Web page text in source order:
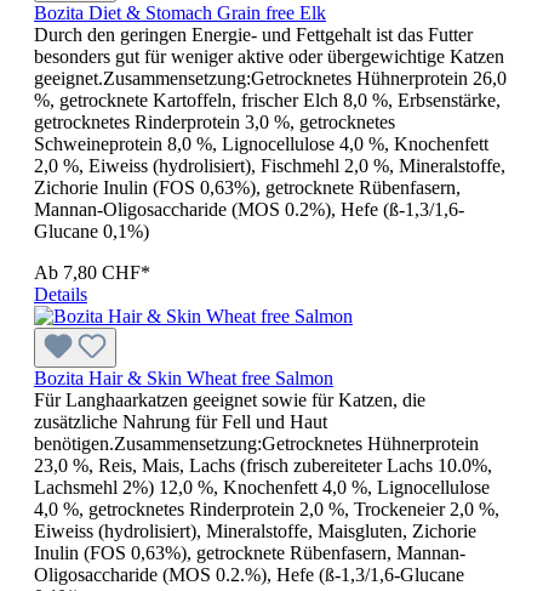
Bozita Diet & Stomach Grain free Elk
Durch den geringen Energie- und Fettgehalt ist das Futter
besonders gut für weniger aktive oder übergewichtige Katzen
geeignet.Zusammensetzung:Getrocknetes Hühnerprotein 26,0
%, getrocknete Kartoffeln, frischer Elch 8,0 %, Erbsenstärke,
getrocknetes Rinderprotein 3,0 %, getrocknetes
Schweineprotein 8,0 %, Lignocellulose 4,0 %, Knochenfett
2,0 %, Eiweiss (hydrolisiert), Fischmehl 2,0 %, Mineralstoffe,
Zichorie Inulin (FOS 0,63%), getrocknete Rübenfasern,
Mannan-Oligosaccharide (MOS 0.2%), Hefe (ß-1,3/1,6-
Glucane 0,1%)
Ab 7,80 CHF*
Details
Bozita Hair & Skin Wheat free Salmon
Für Langhaarkatzen geeignet sowie für Katzen, die
zusätzliche Nahrung für Fell und Haut
benötigen.Zusammensetzung:Getrocknetes Hühnerprotein
23,0 %, Reis, Mais, Lachs (frisch zubereiteter Lachs 10.0%,
Lachsmehl 2%) 12,0 %, Knochenfett 4,0 %, Lignocellulose
4,0 %, getrocknetes Rinderprotein 2,0 %, Trockeneier 2,0 %,
Eiweiss (hydrolisiert), Mineralstoffe, Maisgluten, Zichorie
Inulin (FOS 0,63%), getrocknete Rübenfasern, Mannan-
Oligosaccharide (MOS 0.2.%), Hefe (ß-1,3/1,6-Glucane